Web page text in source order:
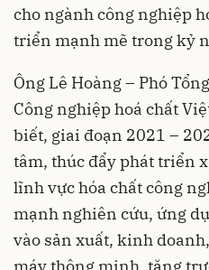
cho ngành công nghiệp
triển mạnh mẽ trong kỷ
Ông Lê Hoàng – Phó
Công nghiệp hoá chất
biết, giai đoạn 2021 –
tâm, thúc đẩy phát triển
lĩnh vực hóa chất công
mạnh nghiên cứu, ứng
vào sản xuất, kinh